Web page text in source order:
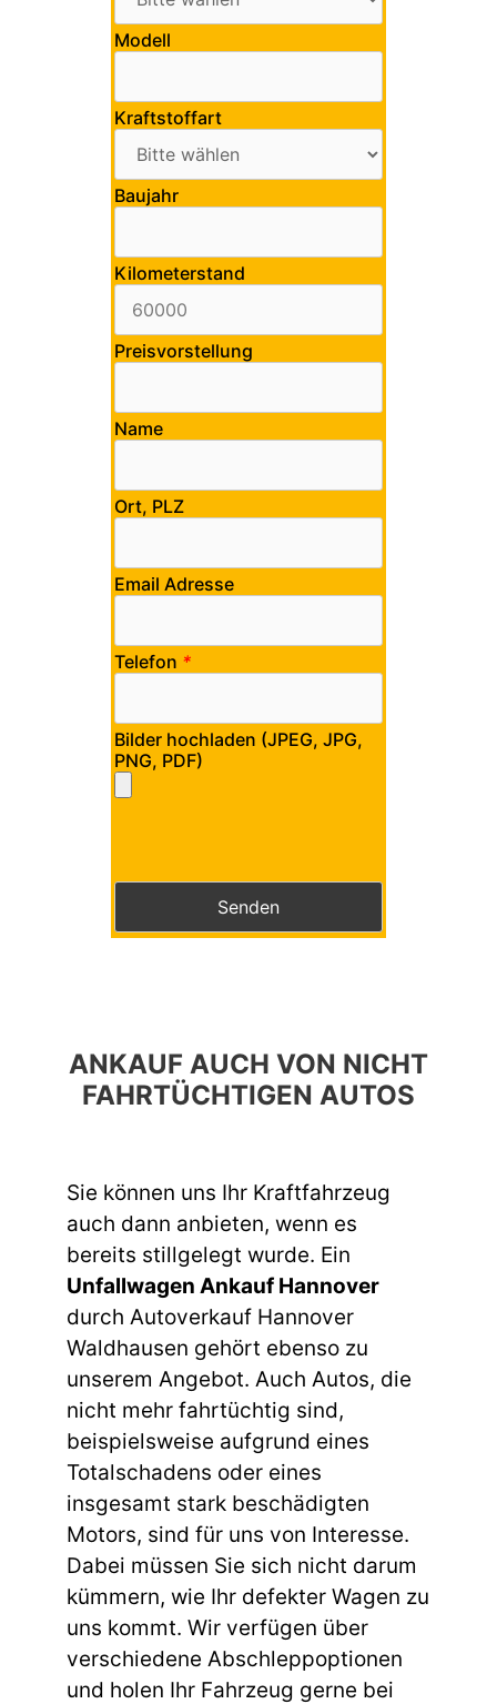
Modell
Kraftstoffart
Baujahr
Kilometerstand
Preisvorstellung
Name
Ort, PLZ
Email Adresse
Telefon *
Bilder hochladen (JPEG, JPG,
PNG, PDF)
Bitte lasse dieses Feld leer.
ANKAUF AUCH VON NICHT
FAHRTÜCHTIGEN AUTOS
Sie können uns Ihr Kraftfahrzeug
auch dann anbieten, wenn es
bereits stillgelegt wurde. Ein
Unfallwagen Ankauf Hannover
durch Autoverkauf Hannover
Waldhausen gehört ebenso zu
unserem Angebot. Auch Autos, die
nicht mehr fahrtüchtig sind,
beispielsweise aufgrund eines
Totalschadens oder eines
insgesamt stark beschädigten
Motors, sind für uns von Interesse.
Dabei müssen Sie sich nicht darum
kümmern, wie Ihr defekter Wagen zu
uns kommt. Wir verfügen über
verschiedene Abschleppoptionen
und holen Ihr Fahrzeug gerne bei